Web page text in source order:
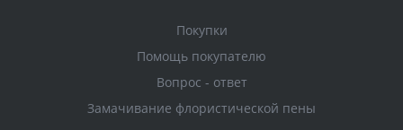
Покупки
Помощь покупателю
Вопрос - ответ
Замачивание флористической пены